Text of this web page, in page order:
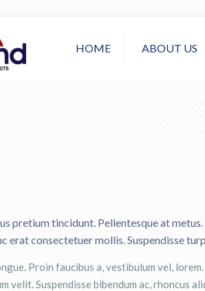
HOME ABOUT US
pretium tincidunt. Pellentesque at
erat consectetuer mollis. Suspendisse
Proin faucibus a, vestibulum vel,
velit. Suspendisse bibendum ac, rhoncus